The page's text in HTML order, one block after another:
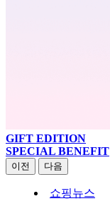
GIFT EDITION
SPECIAL BENEFIT
이전 다음
쇼핑뉴스